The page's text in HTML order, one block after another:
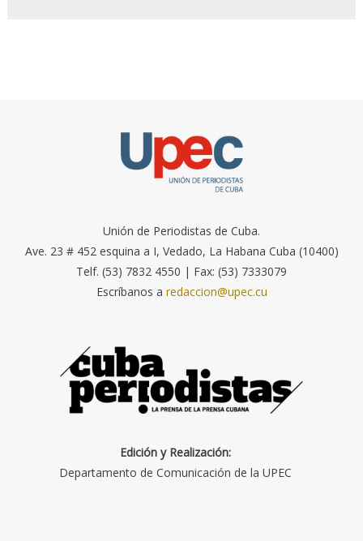
Unión de Periodistas de Cuba.
Ave. 23 # 452 esquina a I, Vedado, La Habana Cuba (10400)
Telf. (53) 7832 4550 | Fax: (53) 7333079
Escríbanos a redaccion@upec.cu
Edición y Realización:
Departamento de Comunicación de la UPEC